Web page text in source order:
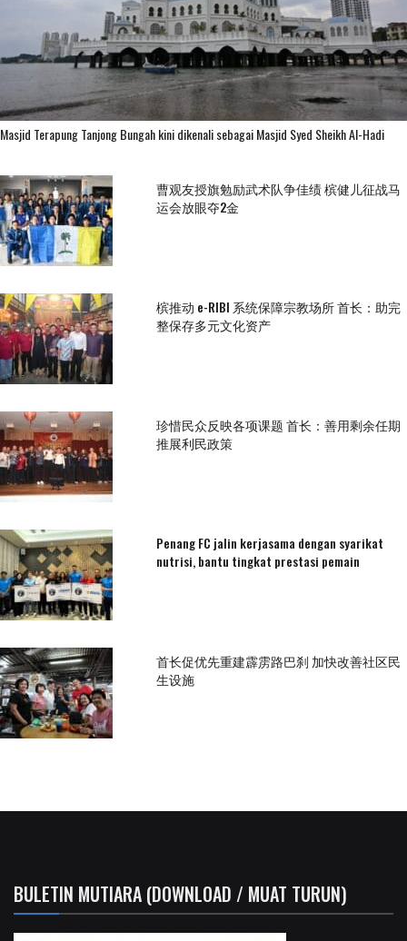
Masjid Terapung Tanjong Bungah kini dikenali sebagai Masjid Syed Sheikh Al-Hadi
曹观友授旗勉励武术队争佳绩 槟健儿征战马
运会放眼夺2金
槟推动 e-RIBI 系统保障宗教场所 首长：助完
整保存多元文化资产
珍惜民众反映各项课题 首长：善用剩余任期
推展利民政策
Penang FC jalin kerjasama dengan syarikat
nutrisi, bantu tingkat prestasi pemain
首长促优先重建霹雳路巴刹 加快改善社区民
生设施
BULETIN MUTIARA (DOWNLOAD / MUAT TURUN)